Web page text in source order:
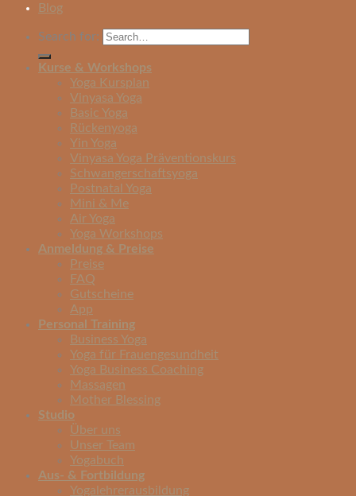
Blog
Search for:
Kurse & Workshops
Yoga Kursplan
Vinyasa Yoga
Basic Yoga
Rückenyoga
Yin Yoga
Vinyasa Yoga Präventionskurs
Schwangerschaftsyoga
Postnatal Yoga
Mini & Me
Air Yoga
Yoga Workshops
Anmeldung & Preise
Preise
FAQ
Gutscheine
App
Personal Training
Business Yoga
Yoga für Frauengesundheit
Yoga Business Coaching
Massagen
Mother Blessing
Studio
Über uns
Unser Team
Yogabuch
Aus- & Fortbildung
Yogalehrerausbildung